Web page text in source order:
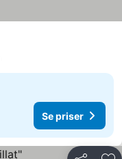
Se priser